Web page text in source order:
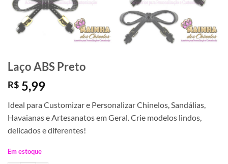
Laço ABS Preto
R$ 5,99
Ideal para Customizar e Personalizar Chinelos, Sandálias,
Havaianas e Artesanatos em Geral. Crie modelos lindos,
delicados e diferentes!
Em estoque